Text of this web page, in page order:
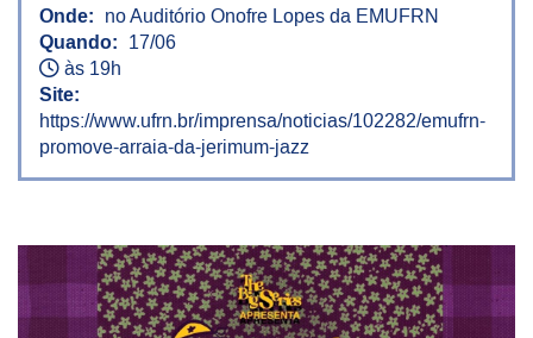
Onde:
no Auditório Onofre Lopes da EMUFRN
Quando:
17/06
às 19h
Site:
https://www.ufrn.br/imprensa/noticias/102282/emufrn-
promove-arraia-da-jerimum-jazz